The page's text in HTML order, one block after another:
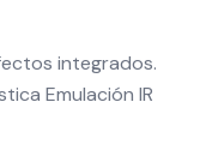
integrados.
Emulación IR